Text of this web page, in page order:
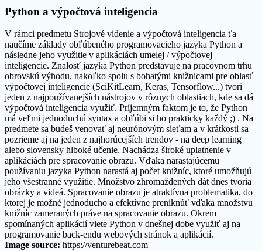
Python a výpočtová inteligencia
V rámci predmetu Strojové videnie a výpočtová inteligencia ťa
naučíme základy obľúbeného programovacieho jazyka Python a
následne jeho využitie v aplikáciách umelej / výpočtovej
inteligencie. Znalosť jazyka Python predstavuje na pracovnom trhu
obrovskú výhodu, nakoľko spolu s bohatými knižnicami pre oblasť
výpočtovej inteligencie (SciKitLearn, Keras, Tensorflow...) tvori
jeden z najpoužívanejších nástrojov v rôznych oblastiach, kde sa dá
výpočtová inteligencia využiť. Príjemným faktom je to, že Python
má veľmi jednoduchú syntax a obľúbi si ho prakticky každý ;) . Na
predmete sa budeš venovať aj neurónovým sieťam a v krátkosti sa
pozrieme aj na jeden z najhorúcejších trendov - na deep learning
alebo slovensky hlboké učenie. Nachádza široké uplatnenie v
aplikáciách pre spracovanie obrazu. Vďaka narastajúcemu
používaniu jazyka Python narastá aj počet knižníc, ktoré umožňujú
jeho všestranné využitie. Množstvo zhromaždených dát dnes tvoria
obrázky a videá. Spracovanie obrazu je atraktívna problematika, do
ktorej je možné jednoducho a efektívne preniknúť vďaka množstvu
knižníc zameraných práve na spracovanie obrazu. Okrem
spomínaných aplikácií viete Python v dnešnej dobe využiť aj na
programovanie back-endu webových stránok a aplikácií.
Image source: https://venturebeat.com